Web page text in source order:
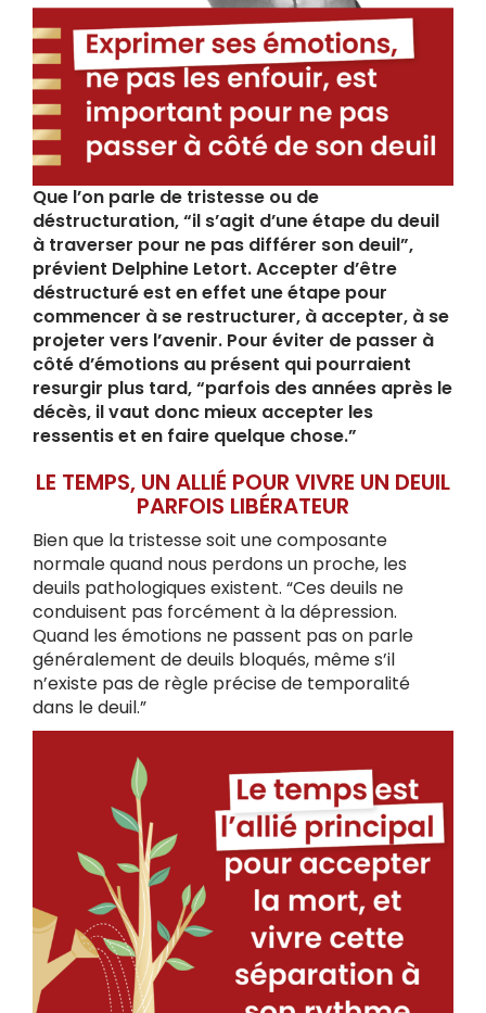
Que l’on parle de tristesse ou de
déstructuration, “il s’agit d’une étape du deuil
à traverser pour ne pas différer son deuil”,
prévient Delphine Letort. Accepter d’être
déstructuré est en effet une étape pour
commencer à se restructurer, à accepter, à se
projeter vers l’avenir. Pour éviter de passer à
côté d’émotions au présent qui pourraient
resurgir plus tard, “parfois des années après le
décès, il vaut donc mieux accepter les
ressentis et en faire quelque chose.”
LE TEMPS, UN ALLIÉ POUR VIVRE UN DEUIL
PARFOIS LIBÉRATEUR
Bien que la tristesse soit une composante
normale quand nous perdons un proche, les
deuils pathologiques existent. “Ces deuils ne
conduisent pas forcément à la dépression.
Quand les émotions ne passent pas on parle
généralement de deuils bloqués, même s’il
n’existe pas de règle précise de temporalité
dans le deuil.”